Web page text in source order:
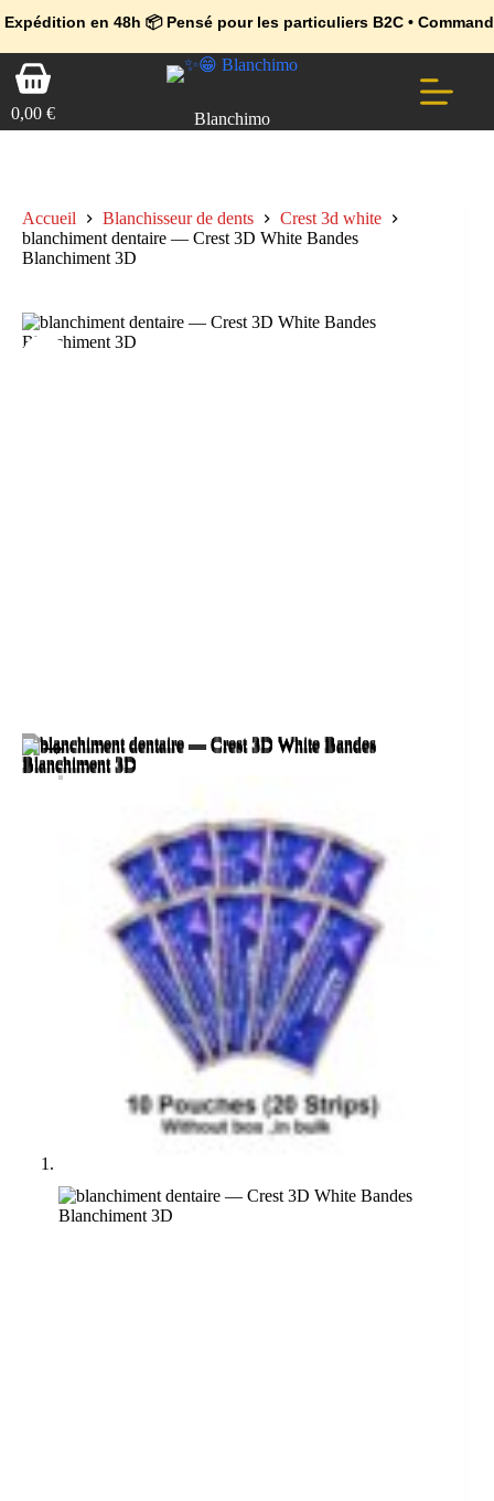
en 48h 📦 Pensé pour les particuliers B2C • Commande facile
🔥 Déjà adopté par les pros 👉 Passez en Espace Pro B2B 📦
💼 Offres réservées aux professionnels 🚀 Rejoignez l’Espace Pro
PasserPanier
d’achat
0,00 € Blanchimo
Accueil Blanchisseur de dents
Crest 3d white
blanchiment dentaire — Crest 3D White Bandes
Blanchiment 3D